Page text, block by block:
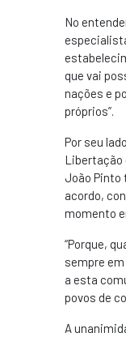
No
que vai
nações e
próprios”.
Por seu
Libertação
João Pinto
acordo,
momento
“Porque,
sempre
a esta
povos de
A